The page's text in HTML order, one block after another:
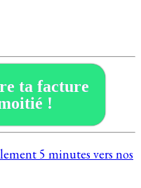
ta facture
!
5 minutes vers nos